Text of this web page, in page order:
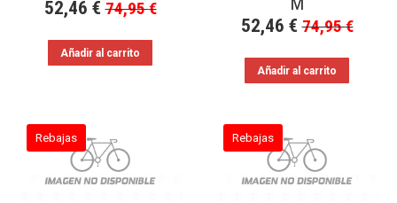
52,46 € 74,95€
Añadir al carrito
52,46 € 74,95€
Añadir al carrito
Rebajas Rebajas